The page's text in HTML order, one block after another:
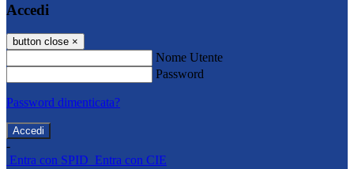
Accedi
button close ×
Nome Utente
Password
Password dimenticata?
-
Entra con SPID Entra con CIE